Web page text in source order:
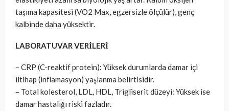
taşıma kapasitesi (VO2 Max, egzersizle ölçülür), genç
kalbinde daha yüksektir.
LABORATUVAR VERİLERİ
– CRP (C-reaktif protein): Yüksek durumlarda damar içi
iltihap (inflamasyon) yaşlanma belirtisidir.
– Total kolesterol, LDL, HDL, Trigliserit düzeyi: Yüksek ise
damar hastalığı riski fazladır.